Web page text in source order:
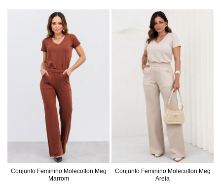
Conjunto Feminino Molecotton Meg
Marrom
Conjunto Feminino Molecotton Meg
Areia